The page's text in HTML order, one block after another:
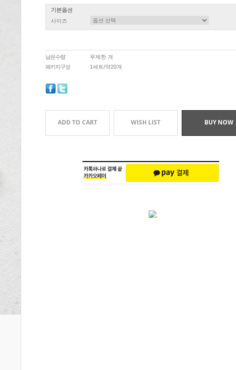
기본옵션
사이즈
남은수량
무제한 개
패키지구성
1세트/약20개
ADD TO CART WISH LIST BUY NOW